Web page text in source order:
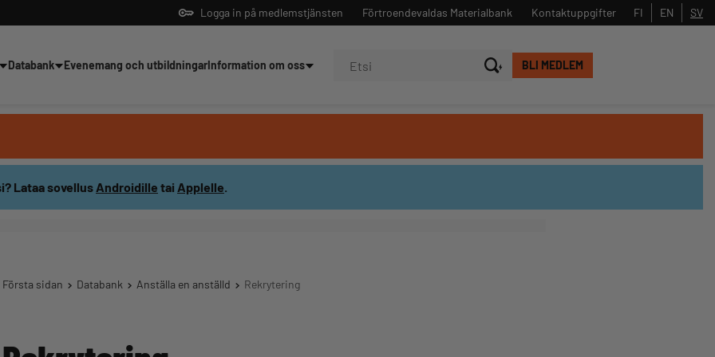
Logga in på medlemstjänsten Kontaktuppgifter
Förtroendevaldas Materialbank FI EN SV
BLI MEDLEM
Databank Evenemang och utbildningarInformation om oss
Lataa sovellus Androidille tai Applelle.
Första sidan Databank Anställa en anställd Rekrytering
Stäng